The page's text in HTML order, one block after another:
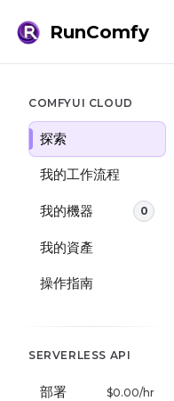
RunComfy
COMFYUI CLOUD
探索
我的工作流程
我的機器 0
我的資產
操作指南
SERVERLESS API
部署 $0.00/hr